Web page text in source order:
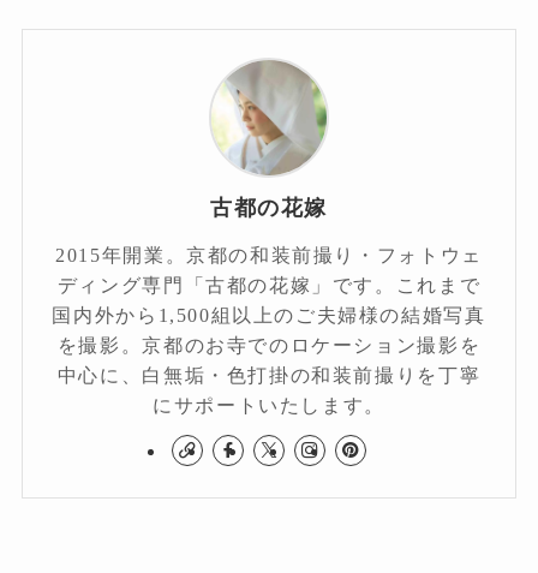
古都の花嫁
2015年開業。京都の和装前撮り・フォトウェ
ディング専門「古都の花嫁」です。これまで
国内外から1,500組以上のご夫婦様の結婚写真
を撮影。京都のお寺でのロケーション撮影を
中心に、白無垢・色打掛の和装前撮りを丁寧
にサポートいたします。